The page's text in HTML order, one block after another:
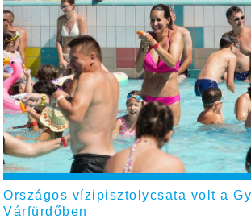
Országos vízipisztolycsata volt a
Várfürdőben